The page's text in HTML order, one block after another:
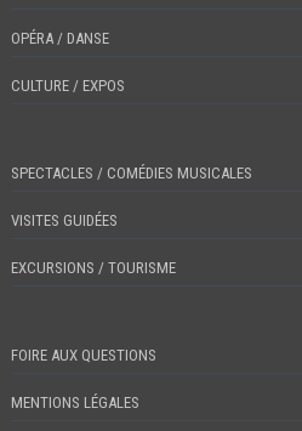
OPÉRA / DANSE
CULTURE / EXPOS
SPECTACLES / COMÉDIES MUSICALES
VISITES GUIDÉES
EXCURSIONS / TOURISME
FOIRE AUX QUESTIONS
MENTIONS LÉGALES